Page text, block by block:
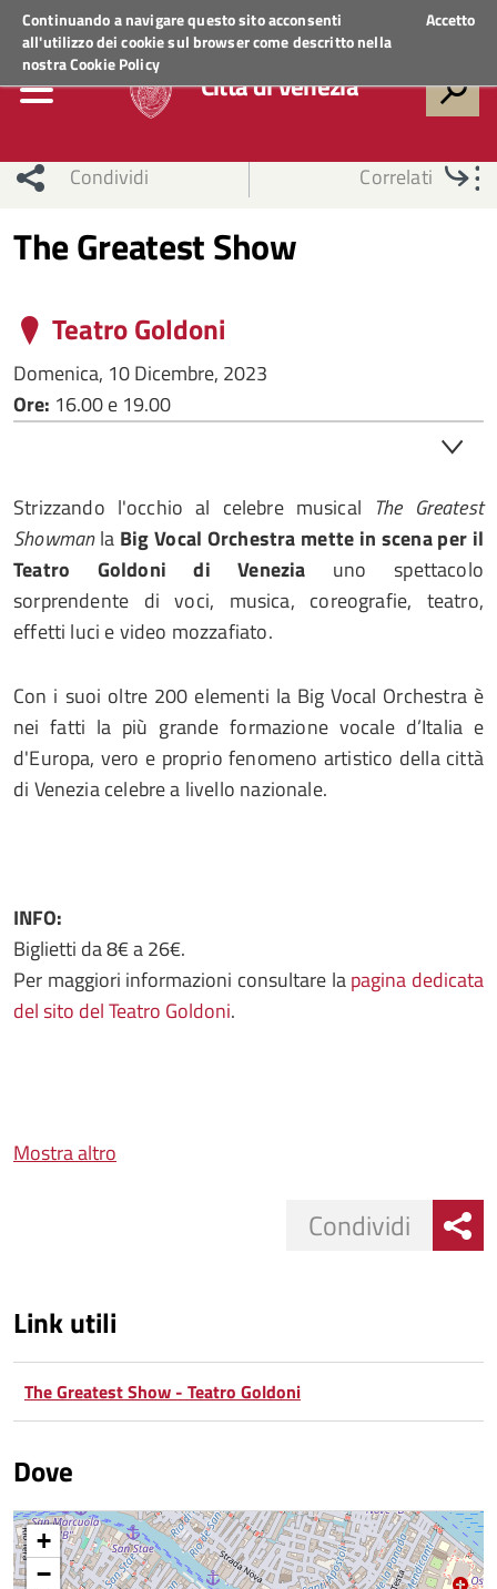
Continuando a navigare questo sito acconsenti
all'utilizzo dei cookie sul browser come descritto nella
nostraCookie Policy
Accetto
Regione VenetoACCEDI AI SERVIZI
Città di Venezia
Condividi Correlati
The Greatest Show
Teatro Goldoni
Domenica, 10 Dicembre, 2023
Ore: 16.00 e 19.00
Strizzando l'occhio al celebre musical The Greatest
Showmanla Big Vocal Orchestra mette in scena per il
Teatro Goldoni di Venezia uno spettacolo
sorprendente di voci, musica, coreografie, teatro,
effetti luci e video mozzafiato.
Con i suoi oltre 200 elementi la Big Vocal Orchestra è
nei fatti la più grande formazione vocale d’Italia e
d'Europa, vero e proprio fenomeno artistico della città
di Venezia celebre a livello nazionale.
INFO:
Biglietti da 8€ a 26€.
Per maggiori informazioni consultare lapagina dedicata
del sito del Teatro Goldoni.
Mostra altro
Condividi
Link utili
The Greatest Show - Teatro Goldoni
Dove
+
−